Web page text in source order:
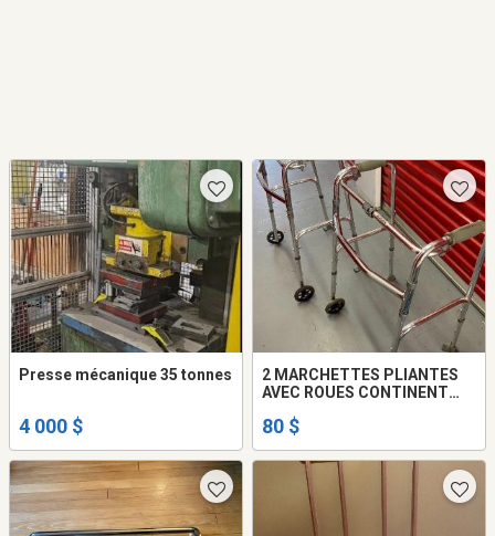
Presse mécanique 35 tonnes
4 000 $
2 MARCHETTES PLIANTES
AVEC ROUES CONTINENT
80 $